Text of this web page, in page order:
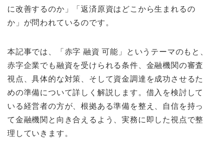
に改善するのか」「返済原資はどこから生まれるの
か」が問われているのです。
本記事では、「赤字 融資 可能」というテーマのもと、
赤字企業でも融資を受けられる条件、金融機関の審査
視点、具体的な対策、そして資金調達を成功させるた
めの準備について詳しく解説します。借入を検討して
いる経営者の方が、根拠ある準備を整え、自信を持っ
て金融機関と向き合えるよう、実務に即した視点で整
理していきます。